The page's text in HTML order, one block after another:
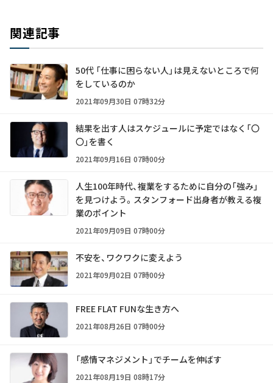
関連記事
50代 「仕事に困らない人」は見えないところで何
をしているのか
2021年09月30日 07時32分
結果を出す人はスケジュールに予定ではなく「〇
〇」を書く
2021年09月16日 07時00分
人生100年時代、複業をするために自分の「強み」
を見つけよう。スタンフォード出身者が教える複
業のポイント
2021年09月09日 07時00分
不安を、ワクワクに変えよう
2021年09月02日 07時00分
FREE FLAT FUNな生き方へ
2021年08月26日 07時00分
「感情マネジメント」でチームを伸ばす
2021年08月19日 08時17分